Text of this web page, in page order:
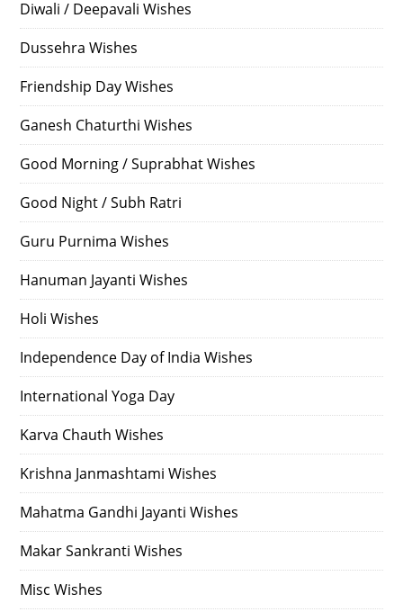
Diwali / Deepavali Wishes
Dussehra Wishes
Friendship Day Wishes
Ganesh Chaturthi Wishes
Good Morning / Suprabhat Wishes
Good Night / Subh Ratri
Guru Purnima Wishes
Hanuman Jayanti Wishes
Holi Wishes
Independence Day of India Wishes
International Yoga Day
Karva Chauth Wishes
Krishna Janmashtami Wishes
Mahatma Gandhi Jayanti Wishes
Makar Sankranti Wishes
Misc Wishes